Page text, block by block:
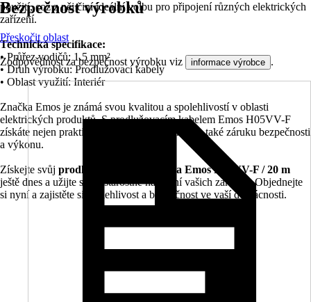
použití, což z něj činí ideální volbu pro připojení různých elektrických
zařízení.
Technická specifikace:
• Průřez vodičů: 1.5 mm²
• Druh výrobku: Prodlužovací kabely
• Oblast využití: Interiér
Značka Emos je známá svou kvalitou a spolehlivostí v oblasti
elektrických produktů. S prodlužovacím kabelem Emos H05VV-F
získáte nejen praktické řešení pro napájení, ale také záruku bezpečnosti
a výkonu.
Získejte svůj prodlužovací kabel spojka Emos H05VV-F / 20 m
ještě dnes a užijte si bezstarostné napájení vašich zařízení. Objednejte
si nyní a zajistěte si spolehlivost a bezpečnost ve vaší domácnosti.
Bezpečnost výrobků
Přeskočit oblast
Zodpovědnost za bezpečnost výrobku viz informace výrobce .